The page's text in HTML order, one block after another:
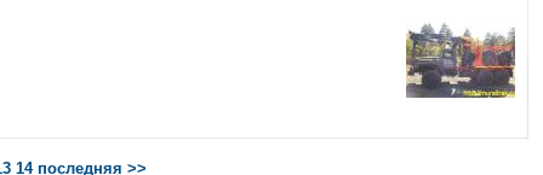
14 последняя >>